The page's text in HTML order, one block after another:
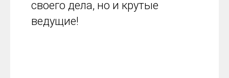
своего дела, но и крутые
ведущие!